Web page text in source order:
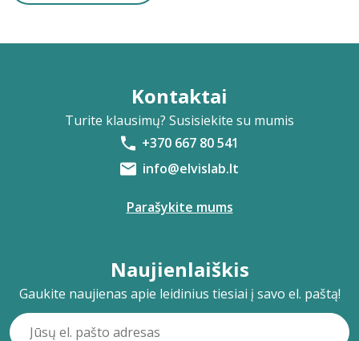
Kontaktai
Turite klausimų? Susisiekite su mumis
+370 667 80 541
info@elvislab.lt
Parašykite mums
Naujienlaiškis
Gaukite naujienas apie leidinius tiesiai į savo el. paštą!